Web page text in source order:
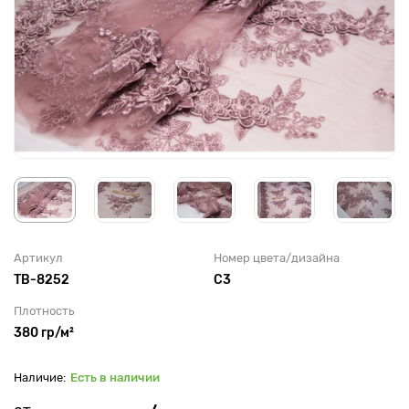
Артикул
TB-8252
Номер цвета/дизайна
С3
Плотность
380 гр/м²
Есть в наличии